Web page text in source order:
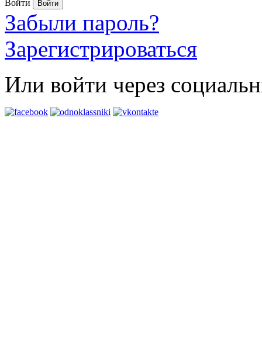
Войти
Забыли пароль?
Зарегистрироваться
Или войти через